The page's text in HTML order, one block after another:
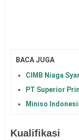
BACA JUGA
CIMB Niaga
PT Superior
Miniso
Kualifikasi